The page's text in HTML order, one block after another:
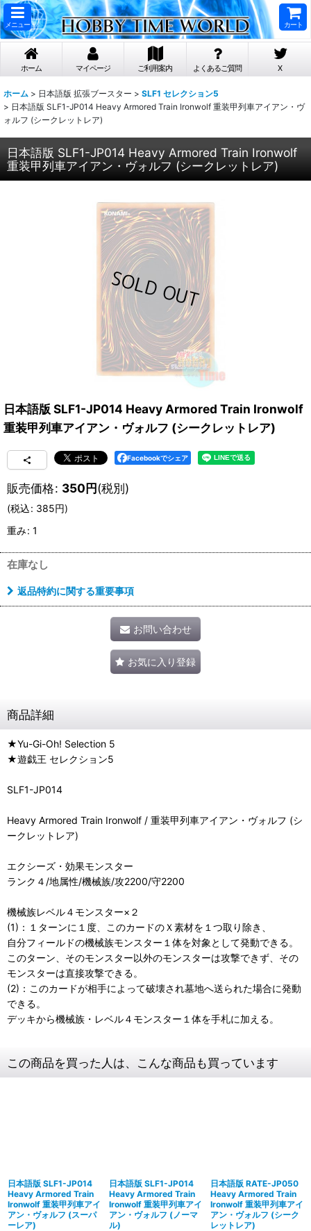
メニュー カート
ホーム マイページ ご利用案内 よくあるご質問 X
ホーム > 日本語版 拡張ブースター > SLF1 セレクション5
> 日本語版 SLF1-JP014 Heavy Armored Train Ironwolf 重装甲列車アイアン・ヴ
ォルフ (シークレットレア)
日本語版 SLF1-JP014 Heavy Armored Train Ironwolf
重装甲列車アイアン・ヴォルフ (シークレットレア)
日本語版 SLF1-JP014 Heavy Armored Train Ironwolf
重装甲列車アイアン・ヴォルフ (シークレットレア)
Facebookでシェア
販売価格: 350円(税別)
(税込: 385円)
重み: 1
在庫なし
返品特約に関する重要事項
お問い合わせ
お気に入り登録
商品詳細
★Yu-Gi-Oh! Selection 5
★遊戯王 セレクション5
SLF1-JP014
Heavy Armored Train Ironwolf / 重装甲列車アイアン・ヴォルフ (シ
ークレットレア)
エクシーズ・効果モンスター
ランク４/地属性/機械族/攻2200/守2200
機械族レベル４モンスター×２
(1)：１ターンに１度、このカードのＸ素材を１つ取り除き、
自分フィールドの機械族モンスター１体を対象として発動できる。
このターン、そのモンスター以外のモンスターは攻撃できず、その
モンスターは直接攻撃できる。
(2)：このカードが相手によって破壊され墓地へ送られた場合に発動
できる。
デッキから機械族・レベル４モンスター１体を手札に加える。
この商品を買った人は、こんな商品も買っています
日本語版 SLF1-JP014
Heavy Armored Train
Ironwolf 重装甲列車アイ
アン・ヴォルフ (スーパ
ーレア)
日本語版 SLF1-JP014
Heavy Armored Train
Ironwolf 重装甲列車アイ
アン・ヴォルフ (ノーマ
ル)
日本語版 RATE-JP050
Heavy Armored Train
Ironwolf 重装甲列車アイ
アン・ヴォルフ (シーク
レットレア)